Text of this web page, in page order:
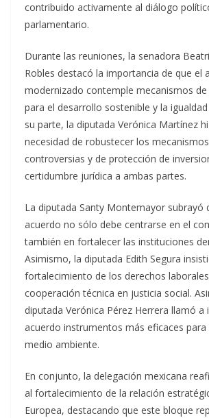
contribuido activamente al diálogo
parlamentario.
Durante las reuniones, la senadora
Robles destacó la importancia de que el
modernizado contemple mecanismos
para el desarrollo sostenible y la
su parte, la diputada Verónica Martínez
necesidad de robustecer los
controversias y de protección de
certidumbre jurídica a ambas partes.
La diputada Santy Montemayor subrayó
acuerdo no sólo debe centrarse en el
también en fortalecer las instituciones
Asimismo, la diputada Edith Segura
fortalecimiento de los derechos
cooperación técnica en justicia social.
diputada Verónica Pérez Herrera llamó a
acuerdo instrumentos más eficaces
medio ambiente.
En conjunto, la delegación mexicana
al fortalecimiento de la relación
Europea, destacando que este bloque